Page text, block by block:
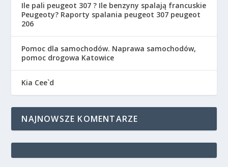
Ile pali peugeot 307 ? Ile benzyny spalają francuskie
Peugeoty? Raporty spalania peugeot 307 peugeot
206
Pomoc dla samochodów. Naprawa samochodów,
pomoc drogowa Katowice
Kia Cee`d
NAJNOWSZE KOMENTARZE